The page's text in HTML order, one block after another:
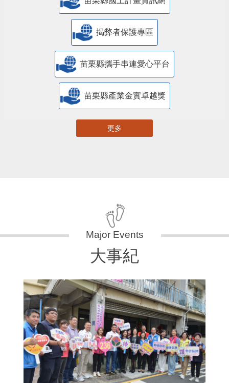
揭弊者保護專區
苗栗縣攜手串連愛心平台
苗栗縣產業金實卓越獎
更多
大事紀